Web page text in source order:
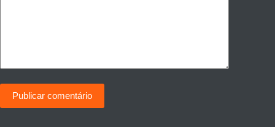
Publicar comentário